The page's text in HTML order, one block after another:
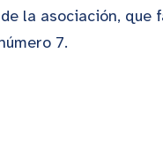
la asociación,
7.